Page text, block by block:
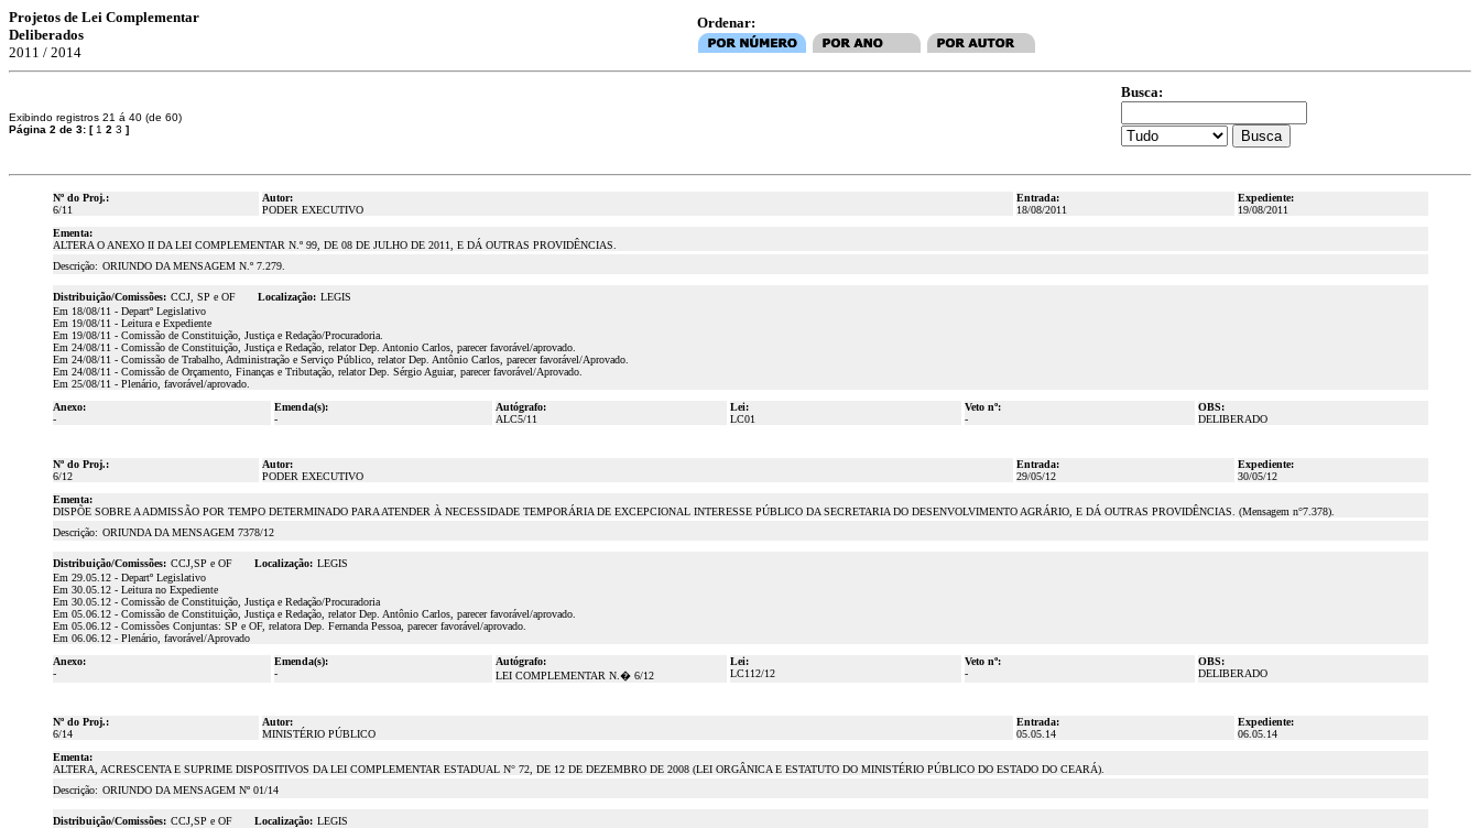
Projetos de Lei Complementar
Deliberados
2011 / 2014
Ordenar:
Exibindo registros 21 á 40 (de 60)
Página 2 de 3: [ 1 2 3 ]
Busca:
Nº do Proj.:
6/11
Autor:
PODER EXECUTIVO
Entrada:
18/08/2011
Expediente:
19/08/2011
Ementa:
ALTERA O ANEXO II DA LEI COMPLEMENTAR N.º 99, DE 08 DE JULHO DE 2011, E DÁ OUTRAS PROVIDÊNCIAS.
Descrição: ORIUNDO DA MENSAGEM N.º 7.279.
Distribuição/Comissões: CCJ, SP e OF Localização: LEGIS
Em 18/08/11 - Departº Legislativo
Em 19/08/11 - Leitura e Expediente
Em 19/08/11 - Comissão de Constituição, Justiça e Redação/Procuradoria.
Em 24/08/11 - Comissão de Constituição, Justiça e Redação, relator Dep. Antonio Carlos, parecer favorável/aprovado.
Em 24/08/11 - Comissão de Trabalho, Administração e Serviço Público, relator Dep. Antônio Carlos, parecer favorável/Aprovado.
Em 24/08/11 - Comissão de Orçamento, Finanças e Tributação, relator Dep. Sérgio Aguiar, parecer favorável/Aprovado.
Em 25/08/11 - Plenário, favorável/aprovado.
Anexo:
-
Emenda(s):
-
Autógrafo:
ALC5/11
Lei:
LC01
Veto nº:
-
OBS:
DELIBERADO
Nº do Proj.:
6/12
Autor:
PODER EXECUTIVO
Entrada:
29/05/12
Expediente:
30/05/12
Ementa:
DISPÕE SOBRE A ADMISSÃO POR TEMPO DETERMINADO PARA ATENDER À NECESSIDADE TEMPORÁRIA DE EXCEPCIONAL INTERESSE PÚBLICO DA SECRETARIA DO DESENVOLVIMENTO AGRÁRIO, E DÁ OUTRAS PROVIDÊNCIAS. (Mensagem n°7.378).
Descrição: ORIUNDA DA MENSAGEM 7378/12
Distribuição/Comissões: CCJ,SP e OF Localização: LEGIS
Em 29.05.12 - Departº Legislativo
Em 30.05.12 - Leitura no Expediente
Em 30.05.12 - Comissão de Constituição, Justiça e Redação/Procuradoria
Em 05.06.12 - Comissão de Constituição, Justiça e Redação, relator Dep. Antônio Carlos, parecer favorável/aprovado.
Em 05.06.12 - Comissões Conjuntas: SP e OF, relatora Dep. Fernanda Pessoa, parecer favorável/aprovado.
Em 06.06.12 - Plenário, favorável/Aprovado
Anexo:
-
Emenda(s):
-
Autógrafo:
LEI COMPLEMENTAR N.� 6/12
Lei:
LC112/12
Veto nº:
-
OBS:
DELIBERADO
Nº do Proj.:
6/14
Autor:
MINISTÉRIO PÚBLICO
Entrada:
05.05.14
Expediente:
06.05.14
Ementa:
ALTERA, ACRESCENTA E SUPRIME DISPOSITIVOS DA LEI COMPLEMENTAR ESTADUAL N° 72, DE 12 DE DEZEMBRO DE 2008 (LEI ORGÂNICA E ESTATUTO DO MINISTÉRIO PÚBLICO DO ESTADO DO CEARÁ).
Descrição: ORIUNDO DA MENSAGEM Nº 01/14
Distribuição/Comissões: CCJ,SP e OF Localização: LEGIS